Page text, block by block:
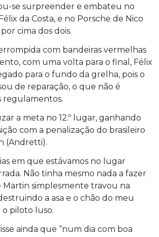
se surpreender e embateu no
da Costa, e no Porsche de Nico
cima dos dois.
com bandeiras vermelhas
com uma volta para o final, Félix
para o fundo da grelha, pois o
de reparação, o que não é
regulamentos.
a meta no 12.º lugar, ganhando
com a penalização do brasileiro
(Andretti).
em que estávamos no lugar
Não tinha mesmo nada a fazer
simplesmente travou na
a asa e o chão do meu
o piloto luso.
ainda que “num dia com boa